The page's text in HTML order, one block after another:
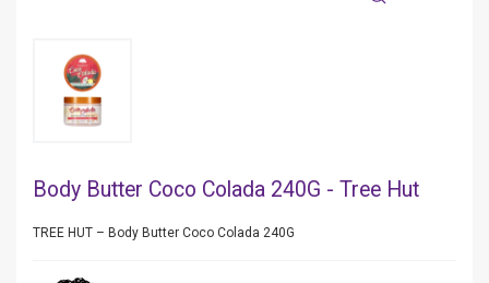
Body Butter Coco Colada 240G - Tree Hut
TREE HUT – Body Butter Coco Colada 240G